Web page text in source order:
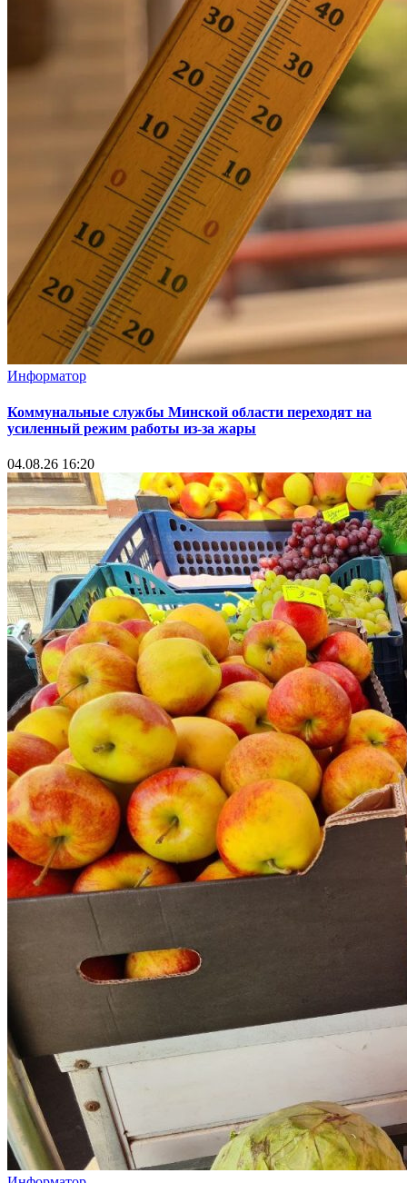
Информатор
Коммунальные службы Минской области переходят на
усиленный режим работы из-за жары
04.08.26 16:20